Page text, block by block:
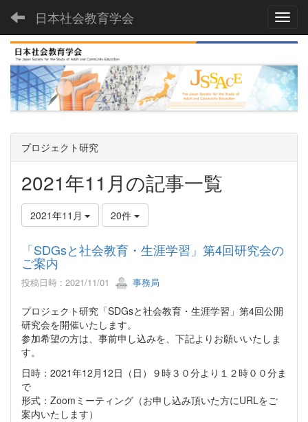
日本社会教育学会
プロジェクト研究
2021年11月の記事一覧
2021年11月 20件
「SDGsと社会教育・生涯学習」第4回研究会の
ご案内
投稿日時 : 2021/11/01 事務局
プロジェクト研究「SDGsと社会教育・生涯学習」第4回公開
研究会を開催いたします。
参加希望の方は、事前申し込みを、下記よりお願いいたしま
す。
日時：2021年12月12日（日）９時３０分より１２時００分ま
で
形式：Zoomミーティング（お申し込み頂いた方にURLをご
案内いたします）